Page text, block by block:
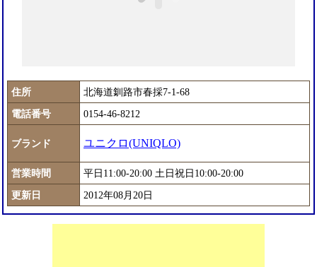
住所
北海道釧路市春採7-1-68
電話番号
0154-46-8212
ブランド ユニクロ(UNIQLO)
営業時間
平日11:00-20:00 土日祝日10:00-20:00
更新日
2012年08月20日